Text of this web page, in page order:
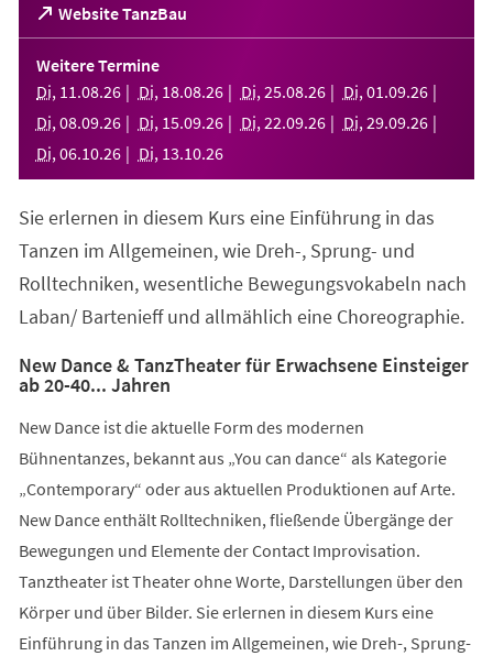
Website TanzBau
(Öffnet
in
einem
neuen
Tab)
Weitere Termine
Di, 11 .08.26 Di, 18.08.26 Di, 25.08.26 Di, 01 .09.26
Di, 08.09.26 Di, 15.09.26 Di, 22.09.26 Di, 29.09.26
Di, 06.10.26 Di, 13.10.26
Sie erlernen in diesem Kurs eine Einführung in das
Tanzen im Allgemeinen, wie Dreh-, Sprung- und
Rolltechniken, wesentliche Bewegungsvokabeln nach
Laban/ Bartenieff und allmählich eine Choreographie.
New Dance & TanzTheater für Erwachsene Einsteiger
ab 20-40... Jahren
New Dance ist die aktuelle Form des modernen
Bühnentanzes, bekannt aus „You can dance“ als Kategorie
„Contemporary“ oder aus aktuellen Produktionen auf Arte.
New Dance enthält Rolltechniken, fließende Übergänge der
Bewegungen und Elemente der Contact Improvisation.
Tanztheater ist Theater ohne Worte, Darstellungen über den
Körper und über Bilder. Sie erlernen in diesem Kurs eine
Einführung in das Tanzen im Allgemeinen, wie Dreh-, Sprung-